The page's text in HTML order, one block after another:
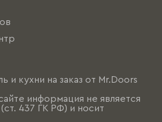
и кухни на заказ от Mr.Doors
информация не является
437 ГК РФ) и носит